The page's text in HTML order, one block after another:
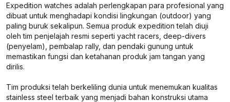
Expedition watches adalah perlengkapan para profesional yang
dibuat untuk menghadapi kondisi lingkungan (outdoor) yang
paling buruk sekalipun. Semua produk expedition telah diuji
oleh tim penjelajah resmi seperti yacht racers, deep-divers
(penyelam), pembalap rally, dan pendaki gunung untuk
memastikan fungsi dan ketahanan produk jam tangan yang
dirilis.
Tim produksi telah berkeliling dunia untuk menemukan kualitas
stainless steel terbaik yang menjadi bahan konstruksi utama